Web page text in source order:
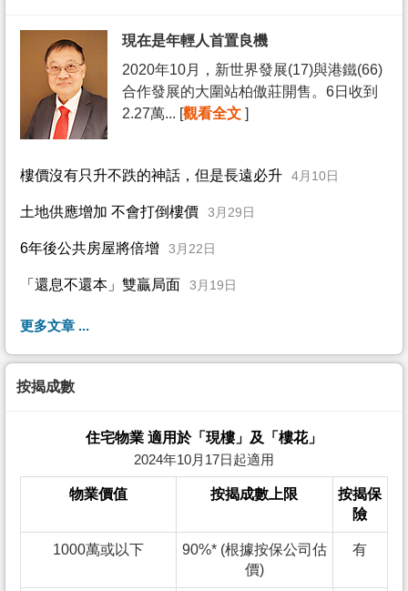
現在是年輕人首置良機
2020年10月，新世界發展(17)與港鐵(66)
合作發展的大圍站柏傲莊開售。6日收到
2.27萬... [觀看全文 ]
樓價沒有只升不跌的神話，但是長遠必升 4月10日
土地供應增加 不會打倒樓價 3月29日
6年後公共房屋將倍增 3月22日
「還息不還本」雙贏局面 3月19日
更多文章 ...
按揭成數
住宅物業 適用於「現樓」及「樓花」
2024年10月17日起適用
物業價值 按揭成數上限
按揭保
險
1000萬或以下
90%* (根據按保公司估
價)
有